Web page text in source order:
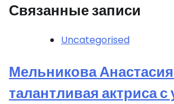
Связанные записи
Uncategorised
Мельникова
талантливая актриса